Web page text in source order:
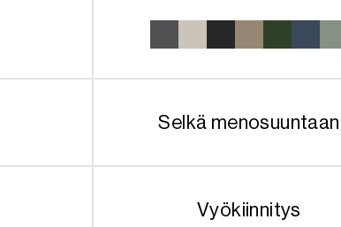
Selkä menosuuntaan
Vyökiinnitys